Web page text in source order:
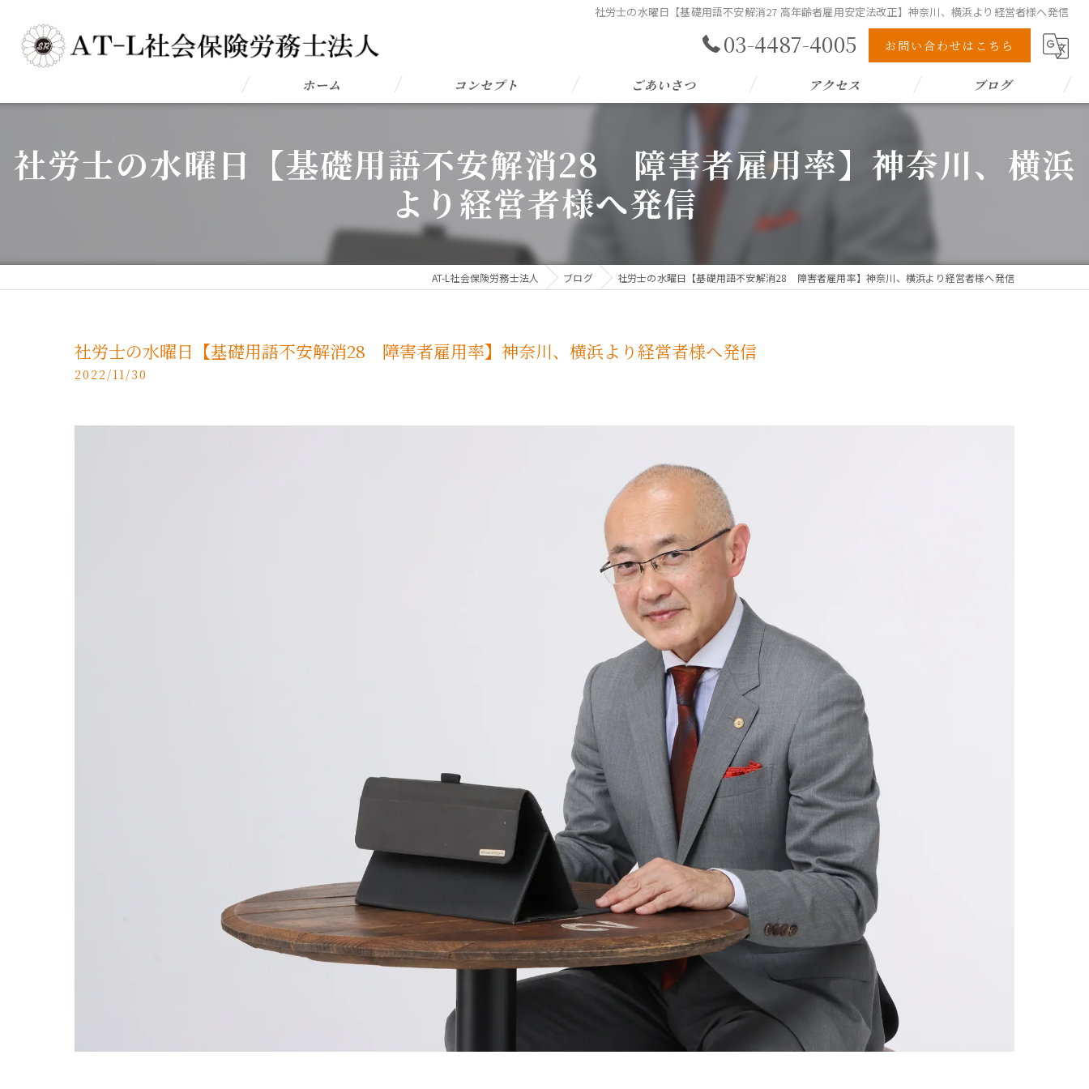
社労士の水曜日【基礎用語不安解消27 高年齢者雇用安定法改正】神奈川、横浜より経営者様へ発信
03-4487-4005 お問い合わせはこちら
ホーム コンセプト ごあいさつ アクセス ブログ
社労士の水曜日【基礎用語不安解消28 障害者雇用率】神奈川、横浜
より経営者様へ発信
AT-L社会保険労務士法人 ブログ 社労士の水曜日【基礎用語不安解消28 障害者雇用率】神奈川、横浜より経営者様へ発信
社労士の水曜日【基礎用語不安解消28 障害者雇用率】神奈川、横浜より経営者様へ発信
2022/11/30